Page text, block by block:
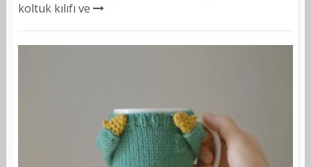
koltuk kılıfı ve